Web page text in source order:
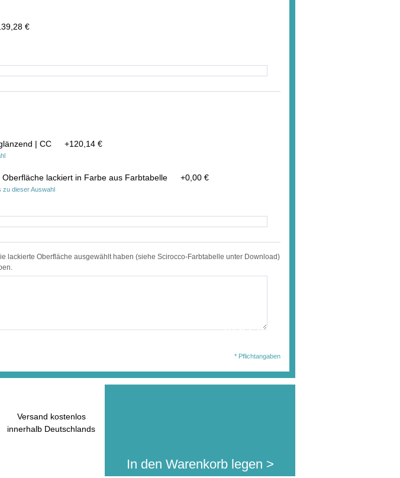
€
| CC +120,14 €
Oberfläche lackiert in Farbe aus Farbtabelle +0,00 €
zu dieser Auswahl
lackierte Oberfläche ausgewählt haben (siehe Scirocco-Farbtabelle unter Download)
* Pflichtangaben
Versand kostenlos
innerhalb Deutschlands
In den Warenkorb legen >
400,46 €